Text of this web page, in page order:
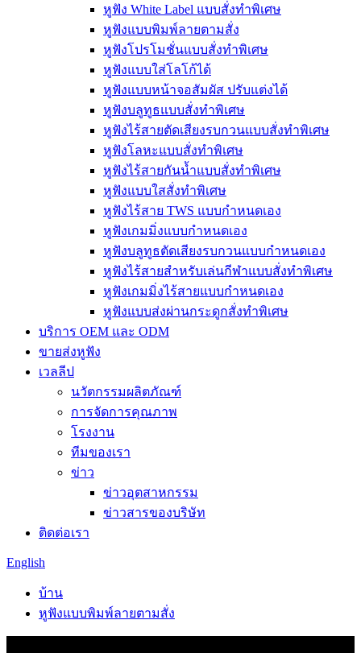
หูฟัง White Label แบบสั่งทำพิเศษ
หูฟังแบบพิมพ์ลายตามสั่ง
หูฟังโปรโมชั่นแบบสั่งทำพิเศษ
หูฟังแบบใส่โลโก้ได้
หูฟังแบบหน้าจอสัมผัส ปรับแต่งได้
หูฟังบลูทูธแบบสั่งทำพิเศษ
หูฟังไร้สายตัดเสียงรบกวนแบบสั่งทำพิเศษ
หูฟังโลหะแบบสั่งทำพิเศษ
หูฟังไร้สายกันน้ำแบบสั่งทำพิเศษ
หูฟังแบบใสสั่งทำพิเศษ
หูฟังไร้สาย TWS แบบกำหนดเอง
หูฟังเกมมิ่งแบบกำหนดเอง
หูฟังบลูทูธตัดเสียงรบกวนแบบกำหนดเอง
หูฟังไร้สายสำหรับเล่นกีฬาแบบสั่งทำพิเศษ
หูฟังเกมมิ่งไร้สายแบบกำหนดเอง
หูฟังแบบส่งผ่านกระดูกสั่งทำพิเศษ
บริการ OEM และ ODM
ขายส่งหูฟัง
เวลลีป
นวัตกรรมผลิตภัณฑ์
การจัดการคุณภาพ
โรงงาน
ทีมของเรา
ข่าว
ข่าวอุตสาหกรรม
ข่าวสารของบริษัท
ติดต่อเรา
English
บ้าน
หูฟังแบบพิมพ์ลายตามสั่ง